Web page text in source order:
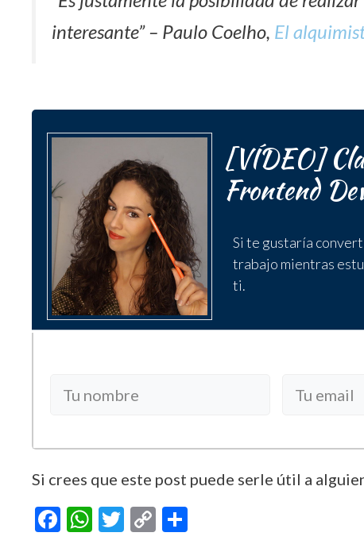
interesante” – Paulo Coelho, El
[VÍDEO]
Frontend
Si te gustaría
trabajo mientras
ti.
Si crees que este post puede serle útil a
F
W T
C